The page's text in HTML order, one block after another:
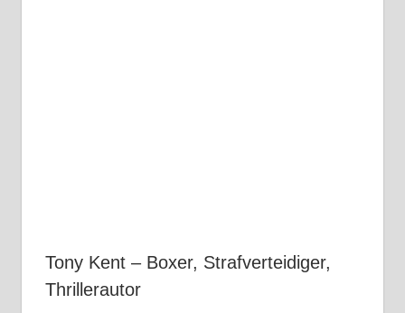
Tony Kent – Boxer, Strafverteidiger,
Thrillerautor